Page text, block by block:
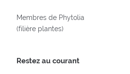
Membres de Phytolia
(filière plantes)
Restez au courant